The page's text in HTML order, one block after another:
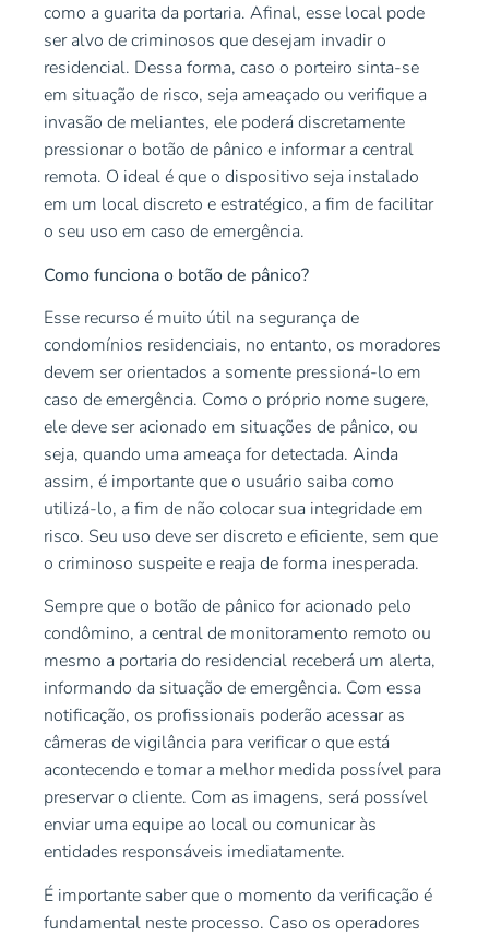
como a guarita da portaria. Afinal, esse local pode
ser alvo de criminosos que desejam invadir o
residencial. Dessa forma, caso o porteiro sinta-se
em situação de risco, seja ameaçado ou verifique a
invasão de meliantes, ele poderá discretamente
pressionar o botão de pânico e informar a central
remota. O ideal é que o dispositivo seja instalado
em um local discreto e estratégico, a fim de facilitar
o seu uso em caso de emergência.
Como funciona o botão de pânico?
Esse recurso é muito útil na segurança de
condomínios residenciais, no entanto, os moradores
devem ser orientados a somente pressioná-lo em
caso de emergência. Como o próprio nome sugere,
ele deve ser acionado em situações de pânico, ou
seja, quando uma ameaça for detectada. Ainda
assim, é importante que o usuário saiba como
utilizá-lo, a fim de não colocar sua integridade em
risco. Seu uso deve ser discreto e eficiente, sem que
o criminoso suspeite e reaja de forma inesperada.
Sempre que o botão de pânico for acionado pelo
condômino, a central de monitoramento remoto ou
mesmo a portaria do residencial receberá um alerta,
informando da situação de emergência. Com essa
notificação, os profissionais poderão acessar as
câmeras de vigilância para verificar o que está
acontecendo e tomar a melhor medida possível para
preservar o cliente. Com as imagens, será possível
enviar uma equipe ao local ou comunicar às
entidades responsáveis imediatamente.
É importante saber que o momento da verificação é
fundamental neste processo. Caso os operadores